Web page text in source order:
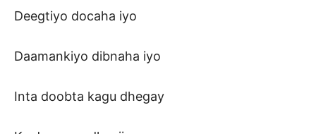
Deegtiyo docaha iyo
Daamankiyo dibnaha iyo
Inta doobta kagu dhegay